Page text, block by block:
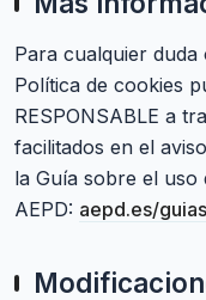
Para cualquier
Política de cookies
RESPONSABLE a
facilitados en el
la Guía sobre el uso
AEPD: aepd.es/